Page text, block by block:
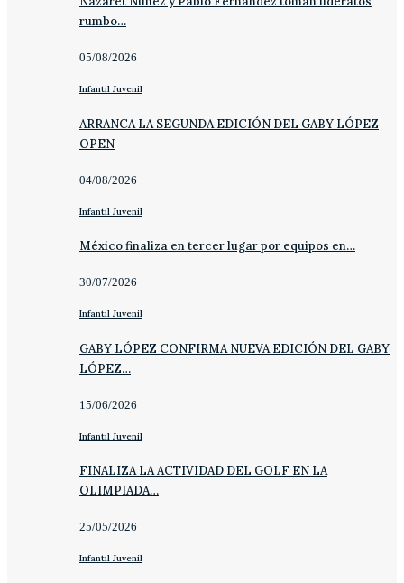
rumbo…
05/08/2026
Infantil Juvenil
ARRANCA LA SEGUNDA EDICIÓN DEL GABY LÓPEZ
OPEN
04/08/2026
Infantil Juvenil
México finaliza en tercer lugar por equipos en…
30/07/2026
Infantil Juvenil
GABY LÓPEZ CONFIRMA NUEVA EDICIÓN DEL GABY
LÓPEZ…
15/06/2026
Infantil Juvenil
FINALIZA LA ACTIVIDAD DEL GOLF EN LA
OLIMPIADA…
25/05/2026
Infantil Juvenil